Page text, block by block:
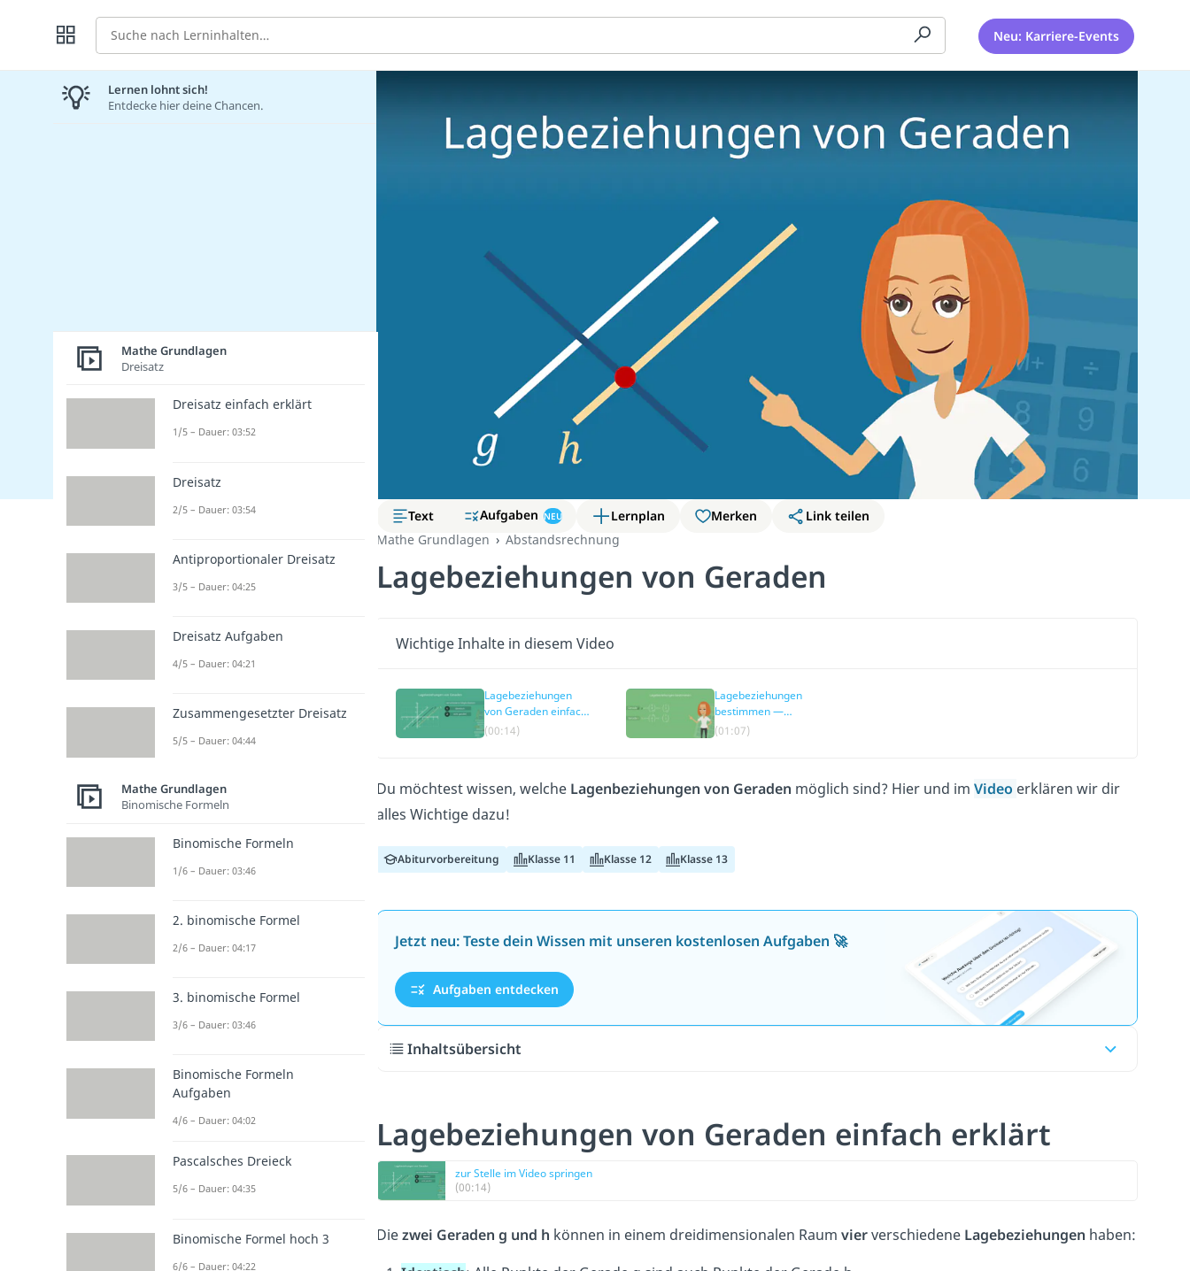
Suche Neu: Karriere-Events
Text Aufgaben NEU Lernplan Merken
Link teilen
Mathe Grundlagen
Abstandsrechnung
Lagebeziehungen von Geraden
Wichtige Inhalte in diesem Video
Lagebeziehungen
von Geraden einfach
erklärt
(00:14)
Lagebeziehungen
bestimmen —
Anleitung
(01:07)
Du möchtest wissen, welche Lagenbeziehungen von Geraden möglich sind? Hier und im Video erklären wir dir
alles Wichtige dazu!
Abiturvorbereitung Klasse 11 Klasse 12 Klasse 13
Jetzt neu: Teste dein Wissen mit unseren kostenlosen Aufgaben 🚀
Aufgaben entdecken
Inhaltsübersicht
Lagebeziehungen von Geraden einfach erklärt
zur Stelle im Video springen
(00:14)
Diezwei Geraden g und h können in einem dreidimensionalen Raum vierverschiedene Lagebeziehungen haben:
Lernen lohnt sich!
Entdecke hier deine Chancen.
Mathe Grundlagen
Dreisatz
Dreisatz einfach erklärt
1/5 – Dauer: 03:52
Dreisatz
2/5 – Dauer: 03:54
Antiproportionaler Dreisatz
3/5 – Dauer: 04:25
Dreisatz Aufgaben
4/5 – Dauer: 04:21
Zusammengesetzter Dreisatz
5/5 – Dauer: 04:44
Mathe Grundlagen
Binomische Formeln
Binomische Formeln
1/6 – Dauer: 03:46
2. binomische Formel
2/6 – Dauer: 04:17
3. binomische Formel
3/6 – Dauer: 03:46
Binomische Formeln
Aufgaben
4/6 – Dauer: 04:02
Pascalsches Dreieck
5/6 – Dauer: 04:35
Binomische Formel hoch 3
6/6 – Dauer: 04:22